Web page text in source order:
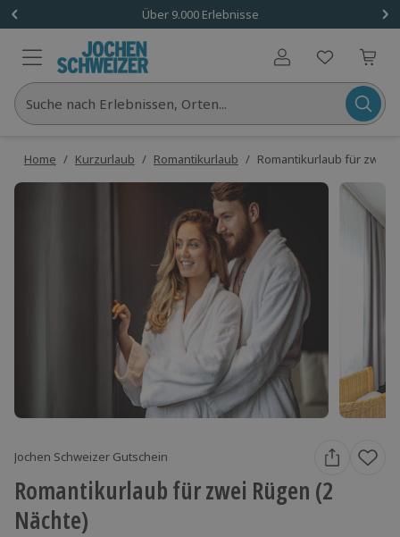
Über 9.000 Erlebnisse
Benutzerkonto
Suche nach Erlebnissen, Orten...
Home / Kurzurlaub / Romantikurlaub / Romantikurlaub für zwei
Jochen Schweizer Gutschein
Romantikurlaub für zwei Rügen (2
Nächte)